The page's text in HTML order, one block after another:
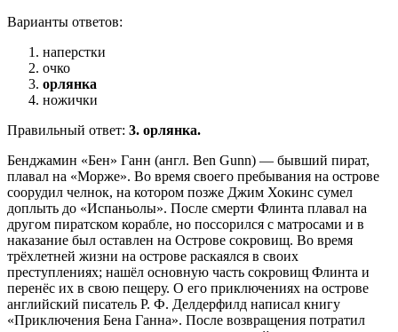
Варианты ответов:
наперстки
очко
орлянка
ножички
Правильный ответ: 3. орлянка.
Бенджамин «Бен» Ганн (англ. Ben Gunn) — бывший пират,
плавал на «Морже». Во время своего пребывания на острове
соорудил челнок, на котором позже Джим Хокинс сумел
доплыть до «Испаньолы». После смерти Флинта плавал на
другом пиратском корабле, но поссорился с матросами и в
наказание был оставлен на Острове сокровищ. Во время
трёхлетней жизни на острове раскаялся в своих
преступлениях; нашёл основную часть сокровищ Флинта и
перенёс их в свою пещеру. О его приключениях на острове
английский писатель Р. Ф. Делдерфилд написал книгу
«Приключения Бена Ганна». После возвращения потратил